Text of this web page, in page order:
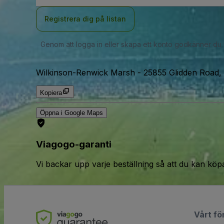
Registrera dig på listan
Genom att logga in eller skapa ett konto godkänner du
Wilkinson-Renwick Marsh - 25855 Glidden
Kopiera
Öppna i Google Maps
Viagogo-garanti
Vi backar upp varje beställning så att du kan
Vårt